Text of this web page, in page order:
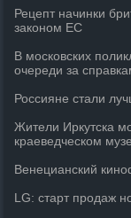
Рецепт начинки
законом ЕС
В московских
очереди за
Россияне стали
Жители Иркутска
краеведческом
Венецианский
LG: старт продаж